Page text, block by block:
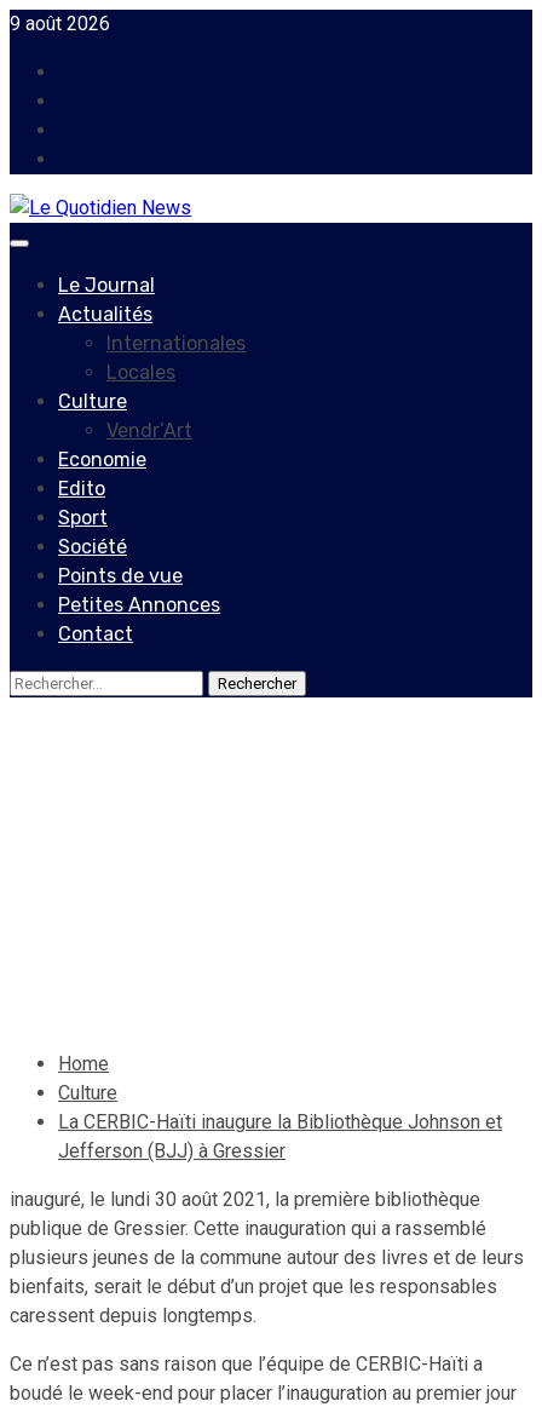
Skip
content
9 août 2026
Primary
Le Journal
Actualités
Internationales
Locales
Culture
Vendr’Art
Economie
Edito
Sport
Société
Points de vue
Petites Annonces
Contact
Rechercher :
Home
Culture
La CERBIC-Haïti inaugure la Bibliothèque Johnson et
Jefferson (BJJ) à Gressier
inauguré, le lundi 30 août 2021, la première bibliothèque
publique de Gressier. Cette inauguration qui a rassemblé
plusieurs jeunes de la commune autour des livres et de leurs
bienfaits, serait le début d’un projet que les responsables
caressent depuis longtemps.
Ce n’est pas sans raison que l’équipe de CERBIC-Haïti a
boudé le week-end pour placer l’inauguration au premier jour